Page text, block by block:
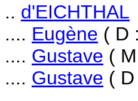
.. d'EICHTHAL
.... Eugène ( D
.... Gustave (
.... Gustave (